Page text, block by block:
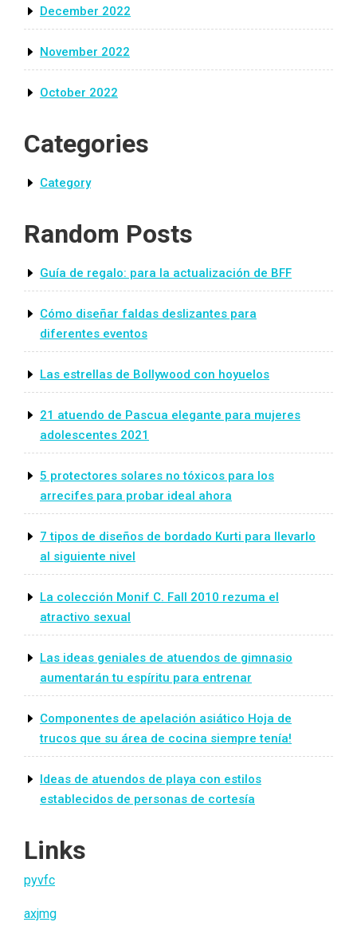
December 2022
November 2022
October 2022
Categories
Category
Random Posts
Guía de regalo: para la actualización de BFF
Cómo diseñar faldas deslizantes para
diferentes eventos
Las estrellas de Bollywood con hoyuelos
21 atuendo de Pascua elegante para mujeres
adolescentes 2021
5 protectores solares no tóxicos para los
arrecifes para probar ideal ahora
7 tipos de diseños de bordado Kurti para llevarlo
al siguiente nivel
La colección Monif C. Fall 2010 rezuma el
atractivo sexual
Las ideas geniales de atuendos de gimnasio
aumentarán tu espíritu para entrenar
Componentes de apelación asiático Hoja de
trucos que su área de cocina siempre tenía!
Ideas de atuendos de playa con estilos
establecidos de personas de cortesía
Links
pyvfc
axjmg